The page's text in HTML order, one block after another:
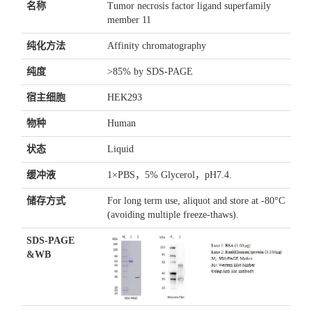
名称
Tumor necrosis factor ligand superfamily
member 11
纯化方法 Affinity chromatography
纯度 >85% by SDS-PAGE
宿主细胞 HEK293
物种 Human
状态 Liquid
缓冲液 1×PBS，5% Glycerol，pH7.4.
储存方式
For long term use, aliquot and store at -80°C
(avoiding multiple freeze-thaws).
SDS-PAGE
&WB